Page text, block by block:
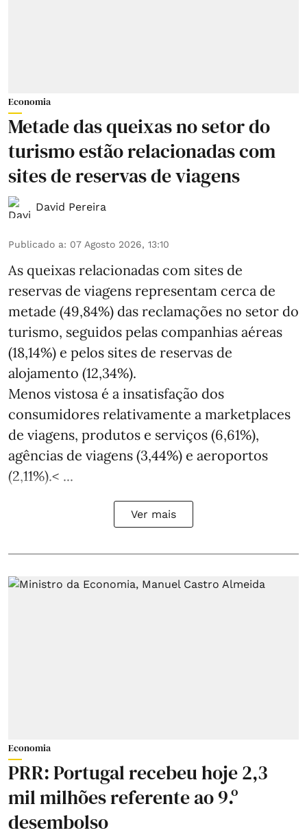
Economia
Metade das queixas no setor do
turismo estão relacionadas com
sites de reservas de viagens
David Pereira
Publicado a: 07 Agosto 2026, 13:10
As queixas relacionadas com sites de
reservas de viagens representam cerca de
metade (49,84%) das reclamações no setor do
turismo, seguidos pelas companhias aéreas
(18,14%) e pelos sites de reservas de
alojamento (12,34%).
Menos vistosa é a insatisfação dos
consumidores relativamente a marketplaces
de viagens, produtos e serviços (6,61%),
agências de viagens (3,44%) e aeroportos
(2,11%).< ...
Ver mais
Economia
PRR: Portugal recebeu hoje 2,3
mil milhões referente ao 9.º
desembolso